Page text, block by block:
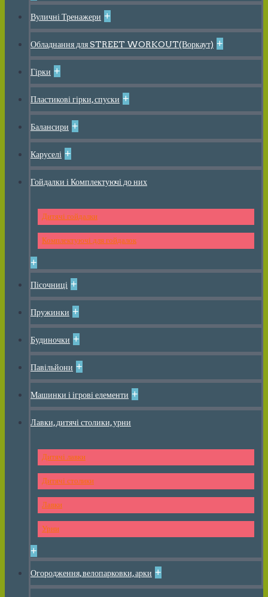
Вуличні Тренажери +
Обладнання для STREET WORKOUT(Воркаут) +
Гірки +
Пластикові гірки, спуски +
Балансири +
Каруселі +
Гойдалки і Комплектуючі до них
Дитячі гойдалки
Комплектуючі для гойдалок
+
Пісочниці +
Пружинки +
Будиночки +
Павільйони +
Машинки і ігрові елементи +
Лавки, дитячі столики, урни
Дитячі лавки
Дитячі столики
Лавки
Урни
+
Огородження, велопарковки, арки +